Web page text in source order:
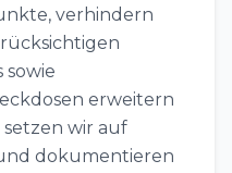
verhindern
erweitern
wir auf
dokumentieren